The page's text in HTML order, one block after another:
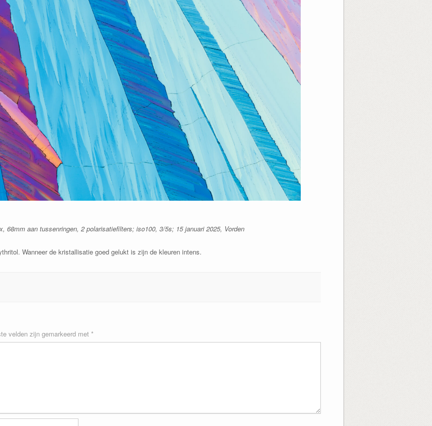
68mm aan tussenringen, 2 polarisatiefilters; iso100, 3/5s; 15 januari 2025, Vorden
Wanneer de kristallisatie goed gelukt is zijn de kleuren intens.
velden zijn gemarkeerd met *